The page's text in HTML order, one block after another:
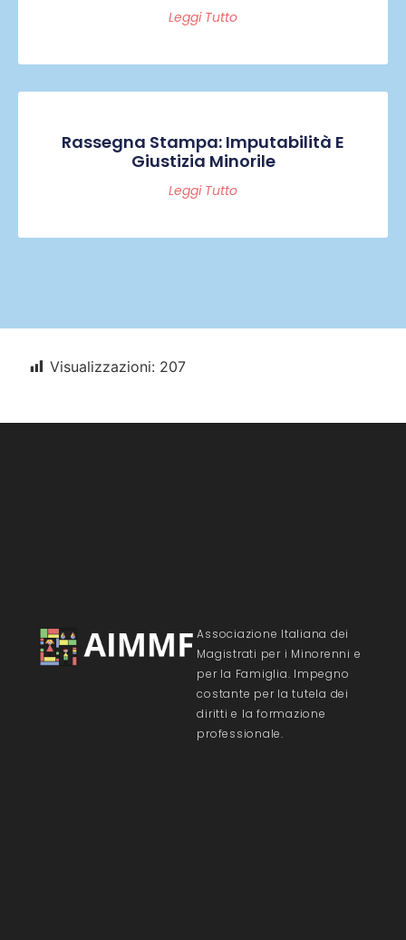
Leggi Tutto
Rassegna Stampa: Imputabilità E
Giustizia Minorile
Leggi Tutto
Visualizzazioni: 207
Associazione Italiana dei
Magistrati per i Minorenni e
per la Famiglia. Impegno
costante per la tutela dei
diritti e la formazione
professionale.